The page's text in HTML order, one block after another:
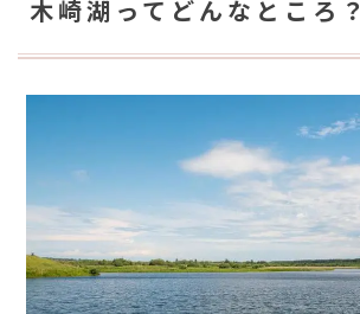
木崎湖ってどんなところ？